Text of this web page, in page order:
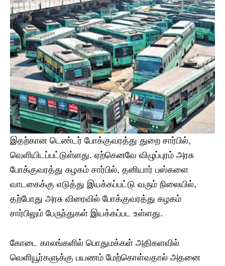
இதற்கான டெண்டர் போக்குவரத்து துறை சார்பில்,
வெளியிடப்பட்டுள்ளது. ஏற்கெனவே விழுப்புரம் அரசு
போக்குவரத்து கழகம் சார்பில், தனியார் பஸ்களை
வாடகைக்கு எடுத்து இயக்கப்பட்டு வரும் நிலையில்,
தற்போது அரசு விரைவில் போக்குவரத்து கழகம்
சார்பிலும் பேருந்துகள் இயக்கப்பட உள்ளது.
கோடை காலங்களில் பொதுமக்கள் அதிகளவில்
வெளியூர்களுக்கு பயணம் மேற்கொள்வதால் அதனை